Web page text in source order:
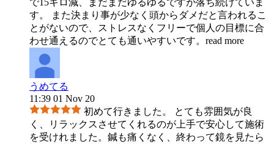
で15キロ減、まだまだゆるゆるですが落ち続けていま
す。 また決まり事が少なく頭からダメだと言われるこ
とがないので、ストレスなくフリーで個人の目標に合
わせ通えるのでとても通いやすいです。 read more
うめてる
11:39 01 Nov 20
初めて行きました。 とても雰囲気が良
く、リラックスさせてくれるのが上手で安心して施術
を受けれました。鍼も痛くなく、終わって鏡を見たら